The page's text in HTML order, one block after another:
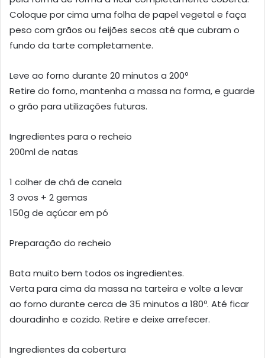
Coloque por cima uma folha de papel vegetal e faça
peso com grãos ou feijões secos até que cubram o
fundo da tarte completamente.
Leve ao forno durante 20 minutos a 200º
Retire do forno, mantenha a massa na forma, e guarde
o grão para utilizações futuras.
Ingredientes para o recheio
200ml de natas
1 colher de chá de canela
3 ovos + 2 gemas
150g de açúcar em pó
Preparação do recheio
Bata muito bem todos os ingredientes.
Verta para cima da massa na tarteira e volte a levar
ao forno durante cerca de 35 minutos a 180º. Até ficar
douradinho e cozido. Retire e deixe arrefecer.
Ingredientes da cobertura